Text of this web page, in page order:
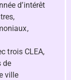
d’intérêt
trois CLEA,
de
ville